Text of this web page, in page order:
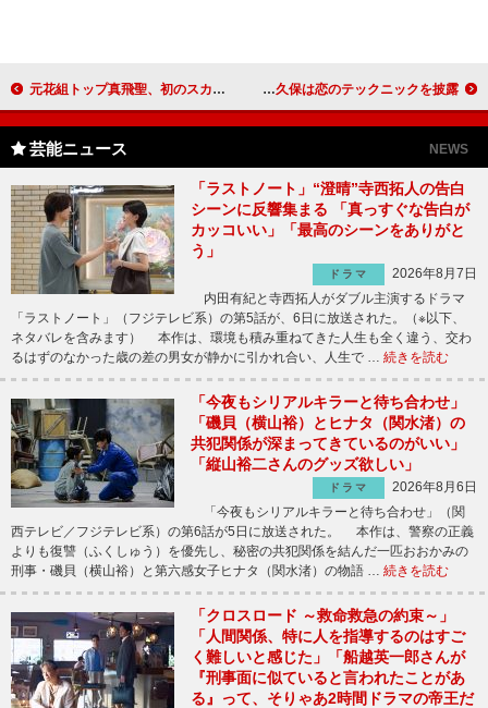
元花組トップ真飛聖、初のスカート姿を披露 「女性のはずなのに今の私は“女子初心者”」 森三中の黒沢、チェ・ジウにも負けない泣きの演技 オアシズの大久保は恋のテックニックを披露
芸能ニュース NEWS
「ラストノート」“澄晴”寺西拓人の告白
シーンに反響集まる 「真っすぐな告白が
カッコいい」「最高のシーンをありがと
う」
ドラマ
2026年8月7日
内田有紀と寺西拓人がダブル主演するドラマ
「ラストノート」（フジテレビ系）の第5話が、6日に放送された。（※以下、
ネタバレを含みます） 本作は、環境も積み重ねてきた人生も全く違う、交わ
るはずのなかった歳の差の男女が静かに引かれ合い、人生で … 続きを読む
「今夜もシリアルキラーと待ち合わせ」
「磯貝（横山裕）とヒナタ（関水渚）の
共犯関係が深まってきているのがいい」
「縦山裕二さんのグッズ欲しい」
ドラマ
2026年8月6日
「今夜もシリアルキラーと待ち合わせ」（関
西テレビ／フジテレビ系）の第6話が5日に放送された。 本作は、警察の正義
よりも復讐（ふくしゅう）を優先し、秘密の共犯関係を結んだ一匹おおかみの
刑事・磯貝（横山裕）と第六感女子ヒナタ（関水渚）の物語 … 続きを読む
「クロスロード ～救命救急の約束～」
「人間関係、特に人を指導するのはすご
く難しいと感じた」「船越英一郎さんが
『刑事面に似ていると言われたことがあ
る』って、そりゃあ2時間ドラマの帝王だ